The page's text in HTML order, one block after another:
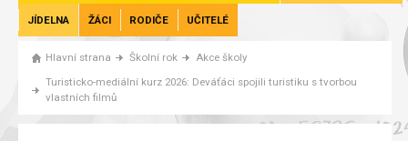
JÍDELNA ŽÁCI RODIČE UČITELÉ
Hlavní strana Školní rok
Akce školy
Turisticko-mediální kurz 2026: Deváťáci spojili turistiku s tvorbou
vlastních filmů